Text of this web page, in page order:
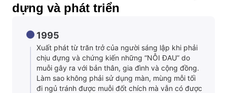
dựng và phát triển
1995
Xuất phát từ trăn trở của người sáng lập khi phải
chịu đựng và chứng kiến những “NỖI ĐAU” do
muỗi gây ra với bản thân, gia đình và cộng đồng.
Làm sao không phải sử dụng màn, mùng mỗi tối
đi ngủ tránh được muỗi đốt chích mà vẫn có được